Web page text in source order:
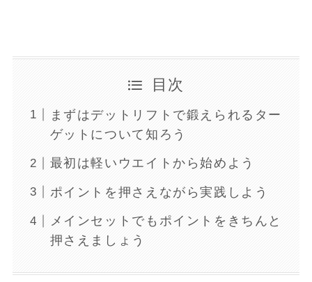
目次
まずはデットリフトで鍛えられるター
ゲットについて知ろう
最初は軽いウエイトから始めよう
ポイントを押さえながら実践しよう
メインセットでもポイントをきちんと
押さえましょう